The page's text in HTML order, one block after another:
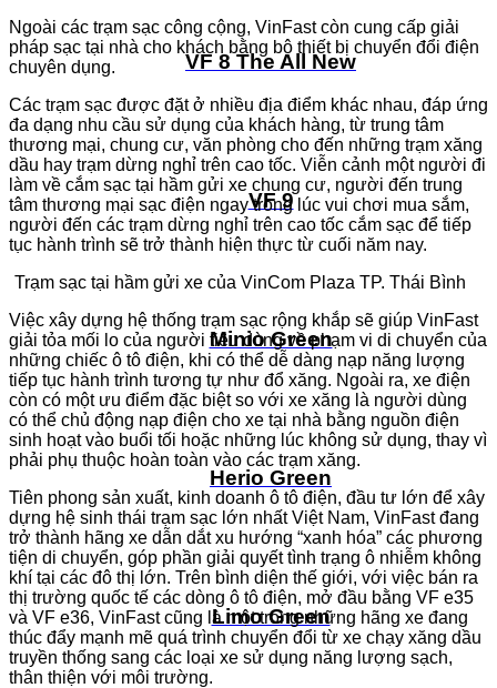
VF 8 The All New
VF 9
Minio Green
Herio Green
Limo Green
Ngoài các trạm sạc công cộng, VinFast còn cung cấp giải
pháp sạc tại nhà cho khách bằng bộ thiết bị chuyển đổi điện
chuyên dụng.
Các trạm sạc được đặt ở nhiều địa điểm khác nhau, đáp ứng
đa dạng nhu cầu sử dụng của khách hàng, từ trung tâm
thương mại, chung cư, văn phòng cho đến những trạm xăng
dầu hay trạm dừng nghỉ trên cao tốc. Viễn cảnh một người đi
làm về cắm sạc tại hầm gửi xe chung cư, người đến trung
tâm thương mại sạc điện ngay trong lúc vui chơi mua sắm,
người đến các trạm dừng nghỉ trên cao tốc cắm sạc để tiếp
tục hành trình sẽ trở thành hiện thực từ cuối năm nay.
Trạm sạc tại hầm gửi xe của VinCom Plaza TP. Thái Bình
Việc xây dựng hệ thống trạm sạc rộng khắp sẽ giúp VinFast
giải tỏa mối lo của người tiêu dùng về phạm vi di chuyển của
những chiếc ô tô điện, khi có thể dễ dàng nạp năng lượng
tiếp tục hành trình tương tự như đổ xăng. Ngoài ra, xe điện
còn có một ưu điểm đặc biệt so với xe xăng là người dùng
có thể chủ động nạp điện cho xe tại nhà bằng nguồn điện
sinh hoạt vào buổi tối hoặc những lúc không sử dụng, thay vì
phải phụ thuộc hoàn toàn vào các trạm xăng.
Tiên phong sản xuất, kinh doanh ô tô điện, đầu tư lớn để xây
dựng hệ sinh thái trạm sạc lớn nhất Việt Nam, VinFast đang
trở thành hãng xe dẫn dắt xu hướng “xanh hóa” các phương
tiện di chuyển, góp phần giải quyết tình trạng ô nhiễm không
khí tại các đô thị lớn. Trên bình diện thế giới, với việc bán ra
thị trường quốc tế các dòng ô tô điện, mở đầu bằng VF e35
và VF e36, VinFast cũng là một trong những hãng xe đang
thúc đẩy mạnh mẽ quá trình chuyển đổi từ xe chạy xăng dầu
truyền thống sang các loại xe sử dụng năng lượng sạch,
thân thiện với môi trường.